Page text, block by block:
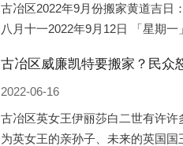
古冶区2022年9月份搬家黄道吉日
八月十一2022年9月12日 「星期
古冶区威廉凯特要搬家？民众
2022-06-16
古冶区英女王伊丽莎白二世有许
为英女王的亲孙子、未来的英国